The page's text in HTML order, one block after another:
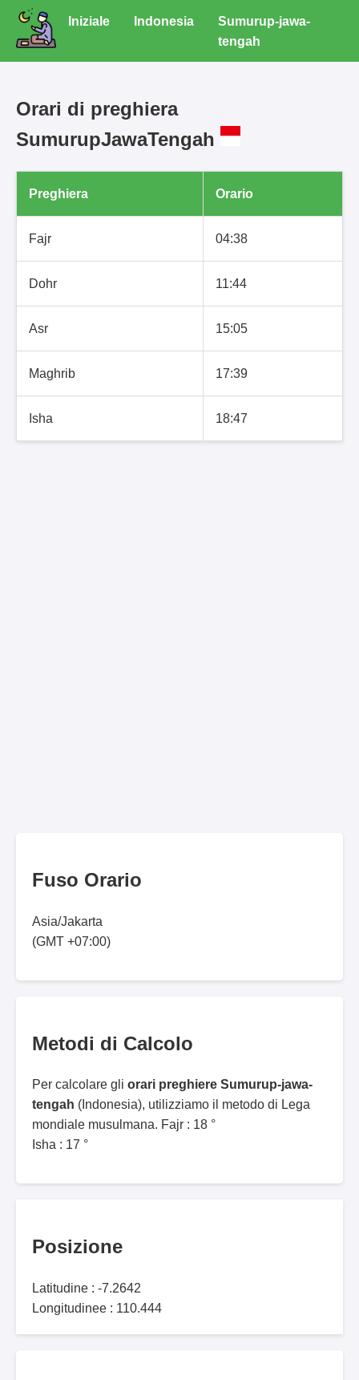
Iniziale Indonesia
Sumurup-jawa-
tengah
Orari di preghiera
SumurupJawaTengah
Preghiera Orario
Fajr 04:38
Dohr 11:44
Asr 15:05
Maghrib 17:39
Isha 18:47
Fuso Orario
Asia/Jakarta
(GMT +07:00)
Metodi di Calcolo
Per calcolare gli orari preghiere Sumurup-jawa-
tengah (Indonesia), utilizziamo il metodo di Lega
mondiale musulmana. Fajr : 18 °
Isha : 17 °
Posizione
Latitudine : -7.2642
Longitudinee : 110.444